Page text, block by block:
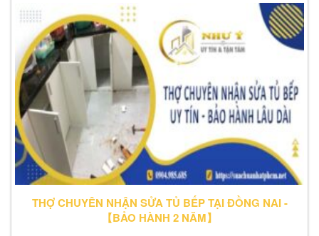
THỢ CHUYÊN NHẬN SỬA TỦ BẾP TẠI ĐỒNG NAI -
【BẢO HÀNH 2 NĂM】